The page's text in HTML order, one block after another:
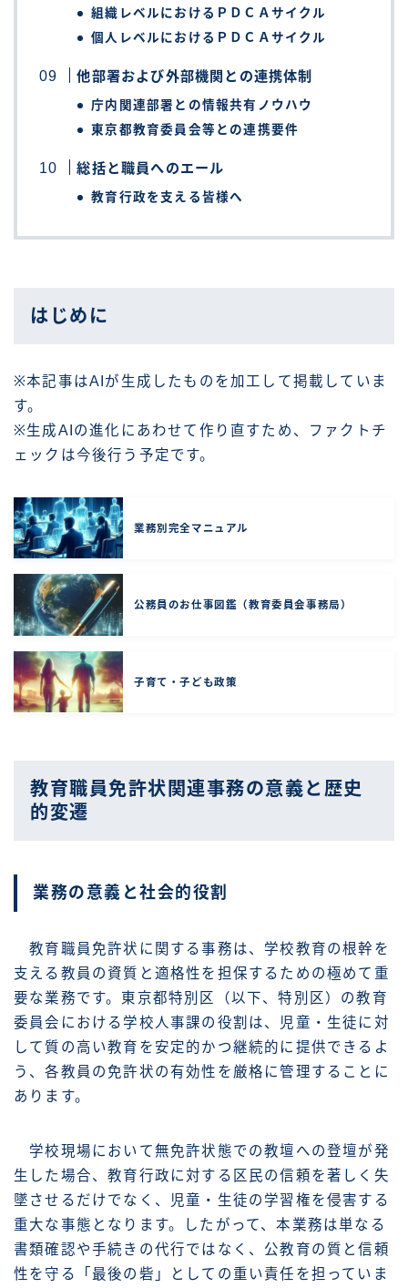
組織レベルにおけるＰＤＣＡサイクル
個人レベルにおけるＰＤＣＡサイクル
他部署および外部機関との連携体制
庁内関連部署との情報共有ノウハウ
東京都教育委員会等との連携要件
総括と職員へのエール
教育行政を支える皆様へ
はじめに
※本記事はAIが生成したものを加工して掲載していま
す。
※生成AIの進化にあわせて作り直すため、ファクトチ
ェックは今後行う予定です。
業務別完全マニュアル
公務員のお仕事図鑑（教育委員会事務局）
子育て・子ども政策
教育職員免許状関連事務の意義と歴史
的変遷
業務の意義と社会的役割
教育職員免許状に関する事務は、学校教育の根幹を
支える教員の資質と適格性を担保するための極めて重
要な業務です。東京都特別区（以下、特別区）の教育
委員会における学校人事課の役割は、児童・生徒に対
して質の高い教育を安定的かつ継続的に提供できるよ
う、各教員の免許状の有効性を厳格に管理することに
あります。
学校現場において無免許状態での教壇への登壇が発
生した場合、教育行政に対する区民の信頼を著しく失
墜させるだけでなく、児童・生徒の学習権を侵害する
重大な事態となります。したがって、本業務は単なる
書類確認や手続きの代行ではなく、公教育の質と信頼
性を守る「最後の砦」としての重い責任を担っていま